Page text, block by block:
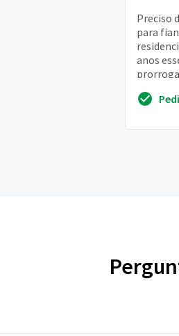
Preciso
para
anos
em seu